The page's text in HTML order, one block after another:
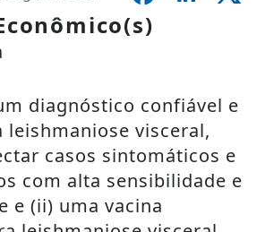
diagnóstico confiável e
leishmaniose visceral,
casos sintomáticos e
com alta sensibilidade e
e (ii) uma vacina